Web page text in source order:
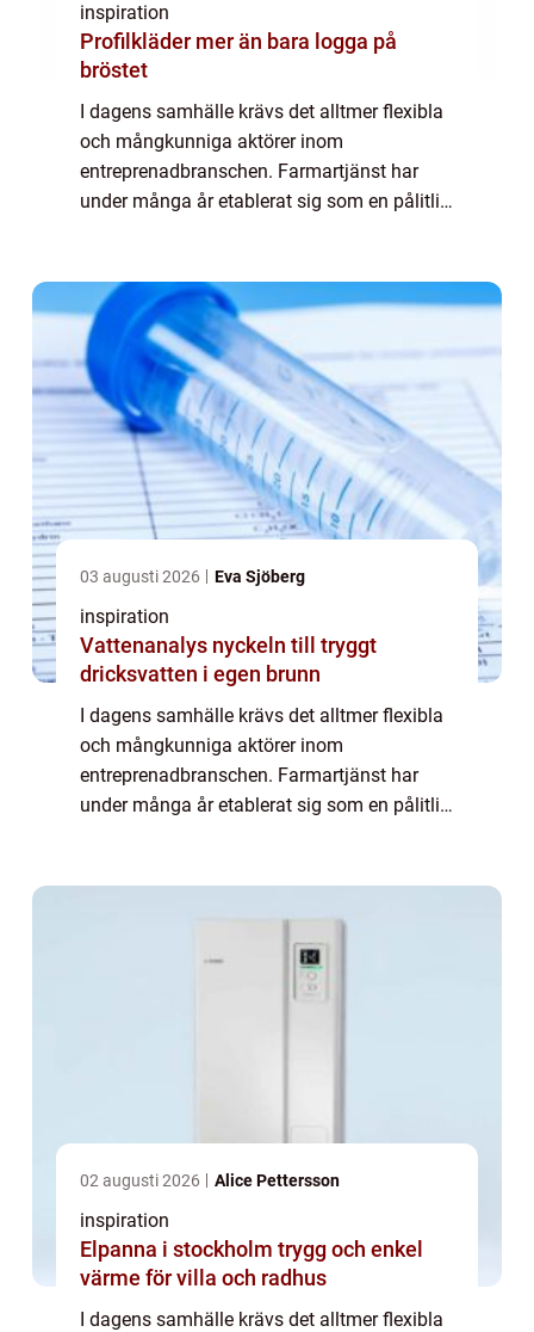
inspiration
Profilkläder mer än bara logga på
bröstet
I dagens samhälle krävs det alltmer flexibla
och mångkunniga aktörer inom
entreprenadbranschen. Farmartjänst har
under många år etablerat sig som en pålitlig
03 augusti 2026 Eva Sjöberg
inspiration
Vattenanalys nyckeln till tryggt
dricksvatten i egen brunn
I dagens samhälle krävs det alltmer flexibla
och mångkunniga aktörer inom
entreprenadbranschen. Farmartjänst har
under många år etablerat sig som en pålitlig
02 augusti 2026 Alice Pettersson
inspiration
Elpanna i stockholm trygg och enkel
värme för villa och radhus
I dagens samhälle krävs det alltmer flexibla